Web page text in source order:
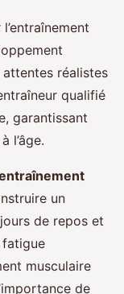
l’entraînement
attentes réalistes
qualifié
garantissant
l’âge.
un
de repos et
fatigue
musculaire
de